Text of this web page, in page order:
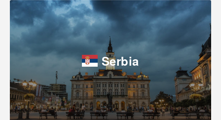
Serbia